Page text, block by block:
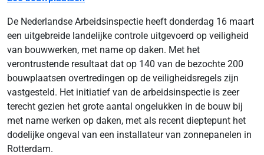
De Nederlandse Arbeidsinspectie heeft donderdag 16 maart
een uitgebreide landelijke controle uitgevoerd op veiligheid
van bouwwerken, met name op daken. Met het
verontrustende resultaat dat op 140 van de bezochte 200
bouwplaatsen overtredingen op de veiligheidsregels zijn
vastgesteld. Het initiatief van de arbeidsinspectie is zeer
terecht gezien het grote aantal ongelukken in de bouw bij
met name werken op daken, met als recent dieptepunt het
dodelijke ongeval van een installateur van zonnepanelen in
Rotterdam.